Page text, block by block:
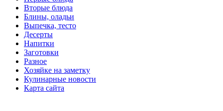
Вторые блюда
Блины, оладьи
Выпечка, тесто
Десерты
Напитки
Заготовки
Разное
Хозяйке на заметку
Кулинарные новости
Карта сайта